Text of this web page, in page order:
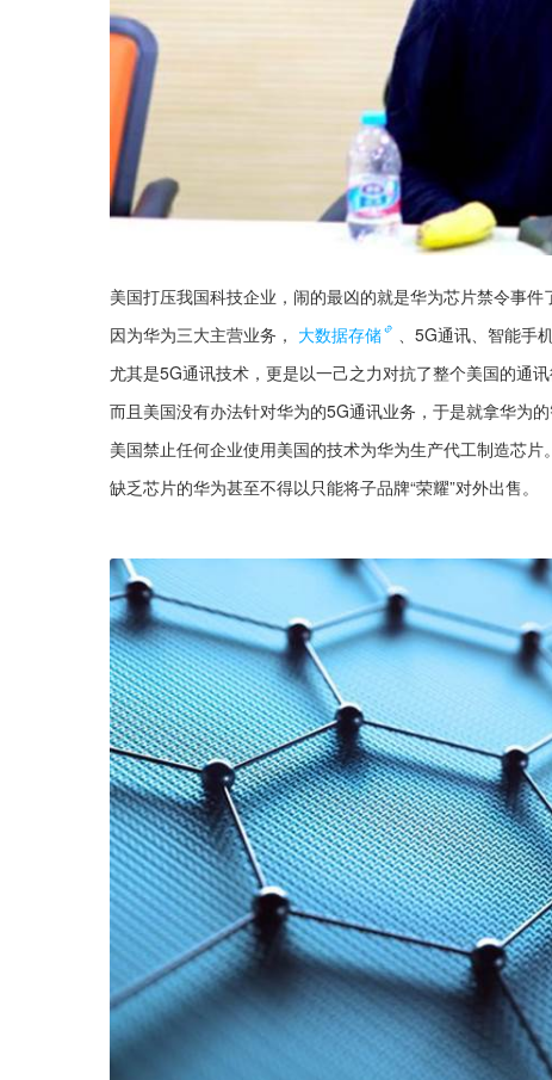
美国打压我国科技企业，闹的最凶的就是华为芯片禁令事件
因为华为三大主营业务， 大数据存储
、5G通讯、智能手
尤其是5G通讯技术，更是以一己之力对抗了整个美国的通讯
而且美国没有办法针对华为的5G通讯业务，于是就拿华为的
美国禁止任何企业使用美国的技术为华为生产代工制造芯片。
缺乏芯片的华为甚至不得以只能将子品牌“荣耀”对外出售。